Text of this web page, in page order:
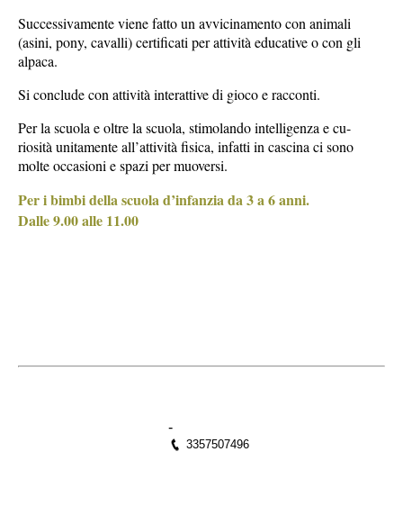
Successivamente viene fatto un avvicinamento con animali
(asini, pony, cavalli) certificati per attività educative o con gli
alpaca.
Si conclude con attività interattive di gioco e racconti.
Per la scuola e oltre la scuola, stimolando intelligenza e cu-
riosità unitamente all’attività fisica, infatti in cascina ci sono
molte occasioni e spazi per muoversi.
Per i bimbi della scuola d’infanzia da 3 a 6 anni.
Dalle 9.00 alle 11.00
-
3357507496